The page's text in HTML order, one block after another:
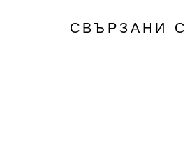
СВЪРЗАНИ